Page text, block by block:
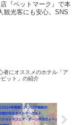
『ペットマーク』で本
観光客にも安心。SNS
者にオススメのホテル「ア
ット」の紹介